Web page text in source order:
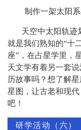
制作一架太阳
天空中太阳轨迹
就是我们熟知的“十
座”，在占星学里，
天文学有着另一套
历故事吗？想了解
星图，让古老和现
吧！
研学活动（六）